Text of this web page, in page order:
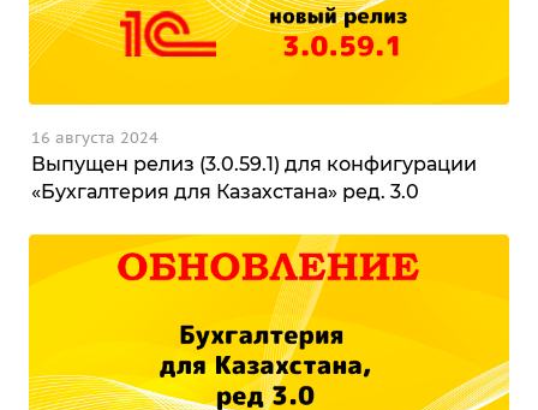
Выпущен релиз (3.0.59.1) для конфигурации
«Бухгалтерия для Казахстана» ред. 3.0
16 августа 2024